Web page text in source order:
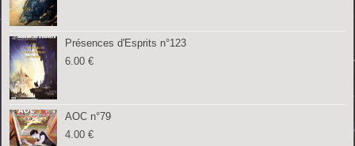
Présences d'Esprits n°123
6.00€
AOC n°79
4.00€